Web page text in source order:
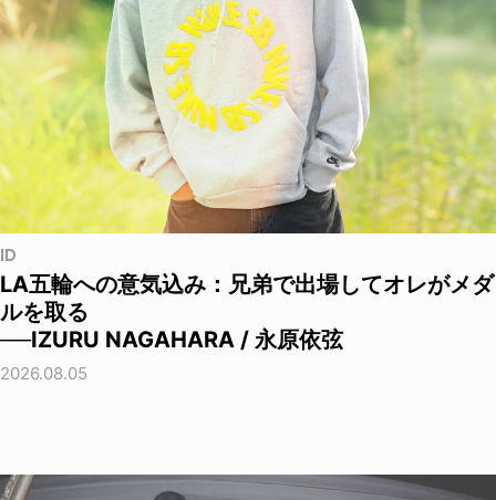
ID
LA五輪への意気込み：兄弟で出場してオレがメダ
ルを取る
──IZURU NAGAHARA / 永原依弦
2026.08.05